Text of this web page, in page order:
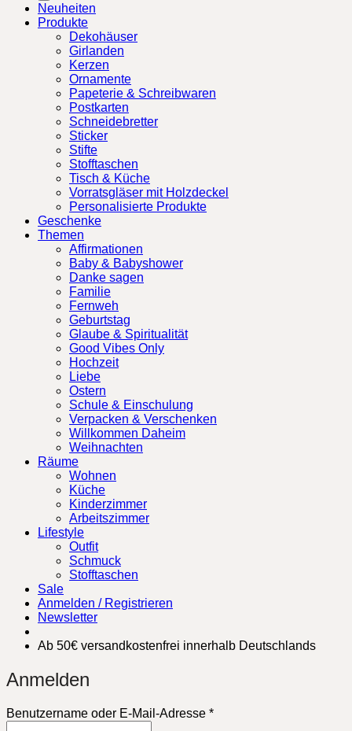
Neuheiten
Produkte
Dekohäuser
Girlanden
Kerzen
Ornamente
Papeterie & Schreibwaren
Postkarten
Schneidebretter
Sticker
Stifte
Stofftaschen
Tisch & Küche
Vorratsgläser mit Holzdeckel
Personalisierte Produkte
Geschenke
Themen
Affirmationen
Baby & Babyshower
Danke sagen
Familie
Fernweh
Geburtstag
Glaube & Spiritualität
Good Vibes Only
Hochzeit
Liebe
Ostern
Schule & Einschulung
Verpacken & Verschenken
Willkommen Daheim
Weihnachten
Räume
Wohnen
Küche
Kinderzimmer
Arbeitszimmer
Lifestyle
Outfit
Schmuck
Stofftaschen
Sale
Anmelden / Registrieren
Newsletter
Ab 50€ versandkostenfrei innerhalb Deutschlands
Anmelden
Benutzername oder E-Mail-Adresse *Erforderlich